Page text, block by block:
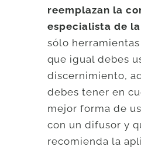
reemplazan la
especialista de
sólo
que igual debes
discernimiento,
debes tener en
mejor forma de
con un difusor y
recomienda la